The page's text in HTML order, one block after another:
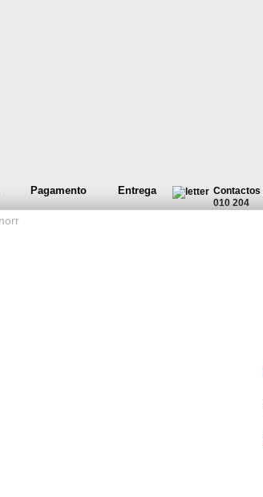
Pagamento Entrega Contactos
010 204